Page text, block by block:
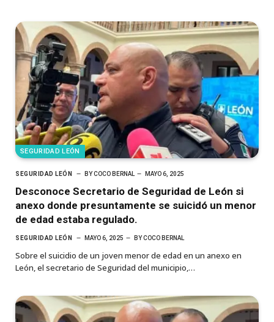
SEGURIDAD LEÓN
SEGURIDAD LEÓN BYCOCO BERNAL MAYO 6, 2025
Desconoce Secretario de Seguridad de León si
anexo donde presuntamente se suicidó un menor
de edad estaba regulado.
SEGURIDAD LEÓN MAYO 6, 2025 BYCOCO BERNAL
Sobre el suicidio de un joven menor de edad en un anexo en
León, el secretario de Seguridad del municipio,…